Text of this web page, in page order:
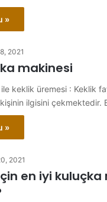
»
2021
makinesi
keklik üremesi : Keklik
ilgisini çekmektedir.
»
2021
en iyi kuluçka